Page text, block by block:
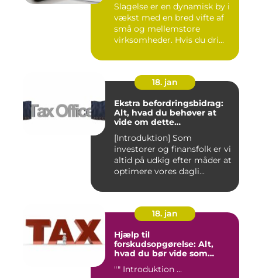
Slagelse er en dynamisk by i
vækst med en bred vifte af
små og mellemstore
virksomheder. Hvis du dri...
18. jan
Ekstra befordringsbidrag:
Alt, hvad du behøver at
vide om dette
investorer og finansfolk
[Introduktion] Som
investorer og finansfolk er vi
altid på udkig efter måder at
optimere vores dagli...
18. jan
Hjælp til
forskudsopgørelse: Alt,
hvad du bør vide som
"" Introduktion ...